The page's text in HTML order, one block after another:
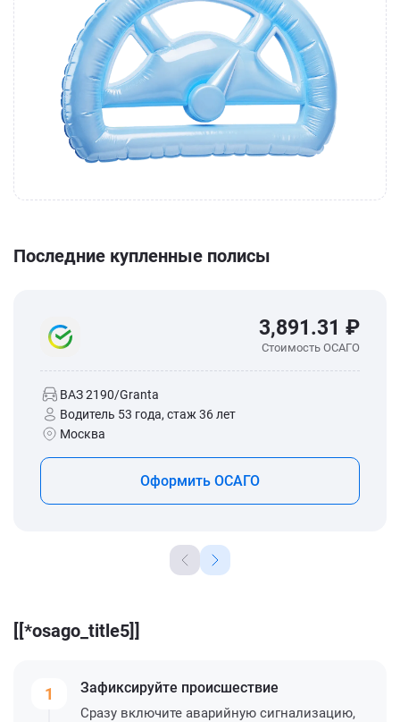
Последние купленные полисы
3,891.31 ₽
Стоимость ОСАГО
ВАЗ 2190/Granta
Водитель 53 года, стаж 36 лет
Москва
Оформить ОСАГО
[[*osago_title5]]
1 Зафиксируйте происшествие
Сразу включите аварийную сигнализацию,